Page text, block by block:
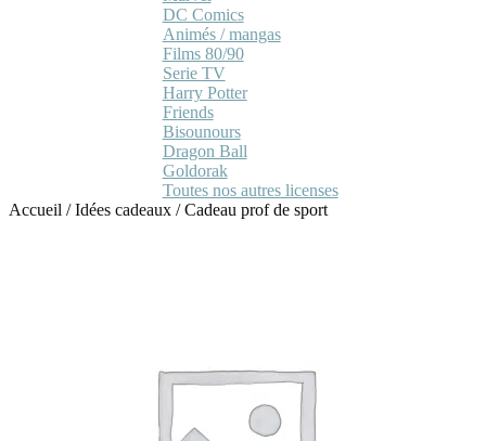
DC Comics
Animés / mangas
Films 80/90
Serie TV
Harry Potter
Friends
Bisounours
Dragon Ball
Goldorak
Toutes nos autres licenses
Accueil /Idées cadeaux /Cadeau prof de sport